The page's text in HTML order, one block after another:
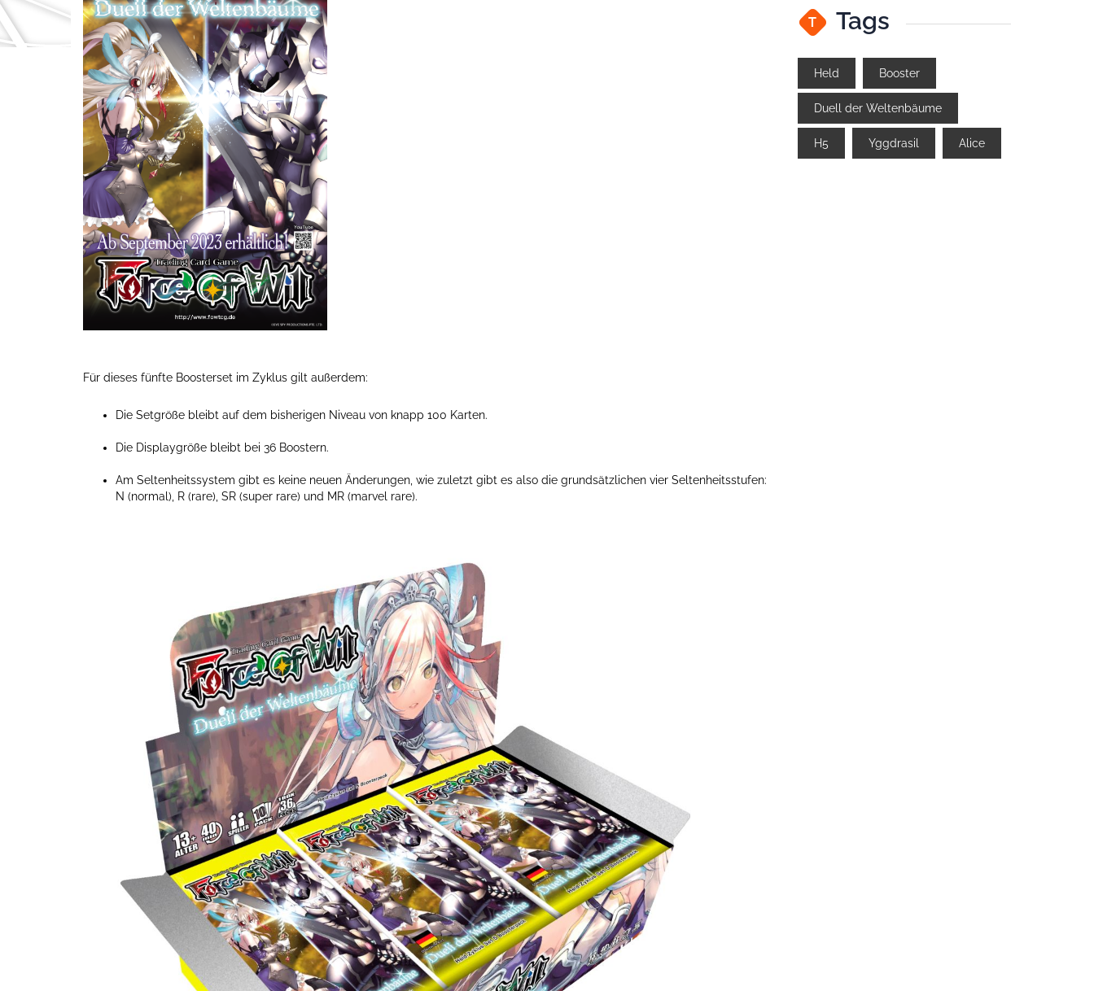
Für dieses fünfte Boosterset im Zyklus gilt außerdem:
Die Setgröße bleibt auf dem bisherigen Niveau von knapp 100 Karten.
Die Displaygröße bleibt bei 36 Boostern.
Am Seltenheitssystem gibt es keine neuen Änderungen, wie zuletzt gibt es also die grundsätzlichen vier Seltenheitsstufen:
N (normal), R (rare), SR (super rare) und MR (marvel rare).
T Tags
Held Booster
Duell der Weltenbäume
H5 Yggdrasil Alice